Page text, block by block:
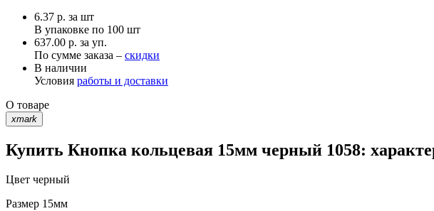
6.37 р. за шт
В упаковке по 100 шт
637.00 р. за уп.
По сумме заказа – скидки
В наличии
Условия работы и доставки
О товаре
xmark
Купить Кнопка кольцевая 15мм черный 1058:
Цвет черный
Размер 15мм